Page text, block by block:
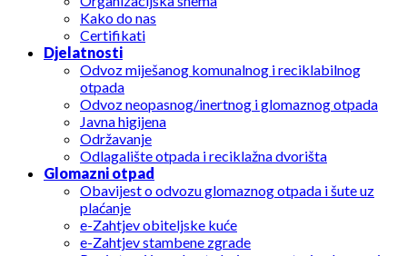
Kako do nas
Certifikati
Djelatnosti
Odvoz miješanog komunalnog i reciklabilnog
otpada
Odvoz neopasnog/inertnog i glomaznog otpada
Javna higijena
Održavanje
Odlagalište otpada i reciklažna dvorišta
Glomazni otpad
Obavijest o odvozu glomaznog otpada i šute uz
plaćanje
e-Zahtjev obiteljske kuće
e-Zahtjev stambene zgrade